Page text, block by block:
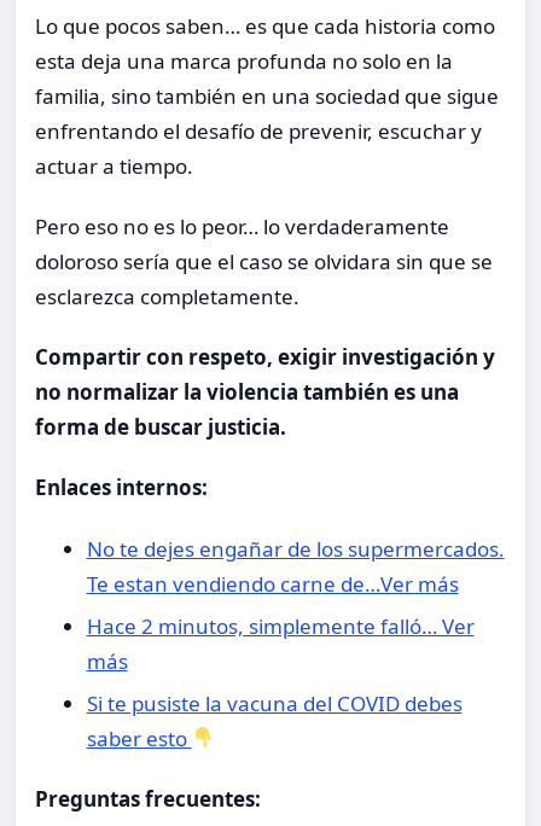
Lo que pocos saben… es que cada historia como
esta deja una marca profunda no solo en la
familia, sino también en una sociedad que sigue
enfrentando el desafío de prevenir, escuchar y
actuar a tiempo.
Pero eso no es lo peor… lo verdaderamente
doloroso sería que el caso se olvidara sin que se
esclarezca completamente.
Compartir con respeto, exigir investigación y
no normalizar la violencia también es una
forma de buscar justicia.
Enlaces internos:
No te dejes engañar de los supermercados.
Te estan vendiendo carne de…Ver más
Hace 2 minutos, simplemente falló… Ver
más
Si te pusiste la vacuna del COVID debes
saber esto
Preguntas frecuentes: